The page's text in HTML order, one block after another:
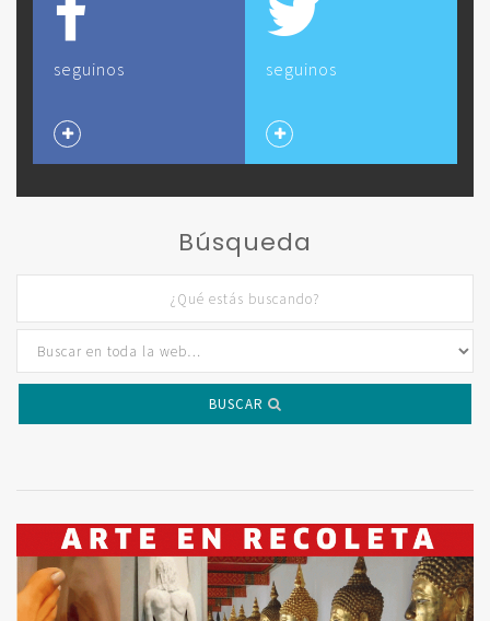
seguinos seguinos
Búsqueda
BUSCAR